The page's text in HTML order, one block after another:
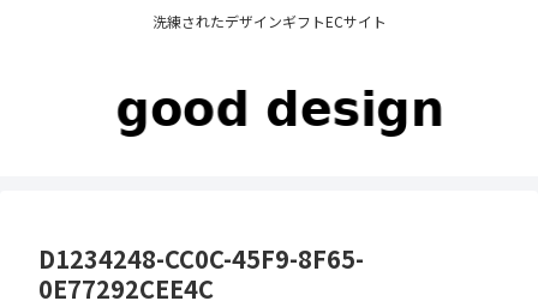
洗練されたデザインギフトECサイト
D1234248-CC0C-45F9-8F65-
0E77292CEE4C